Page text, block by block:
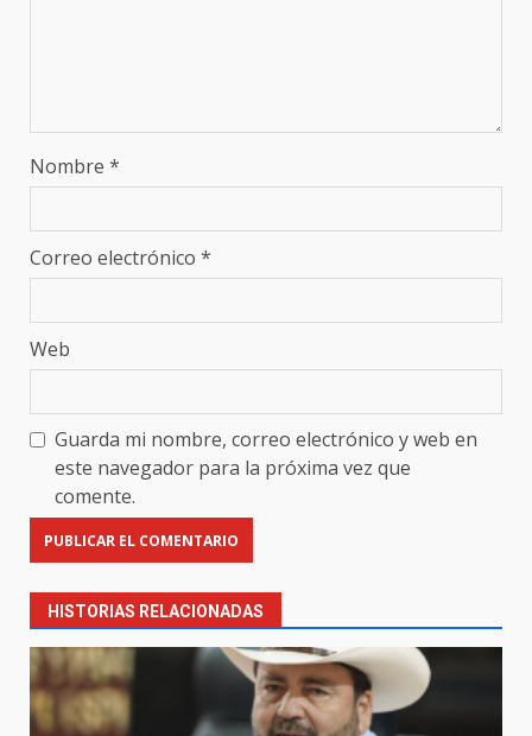
Nombre *
Correo electrónico *
Web
Guarda mi nombre, correo electrónico y web en
este navegador para la próxima vez que
comente.
HISTORIAS RELACIONADAS